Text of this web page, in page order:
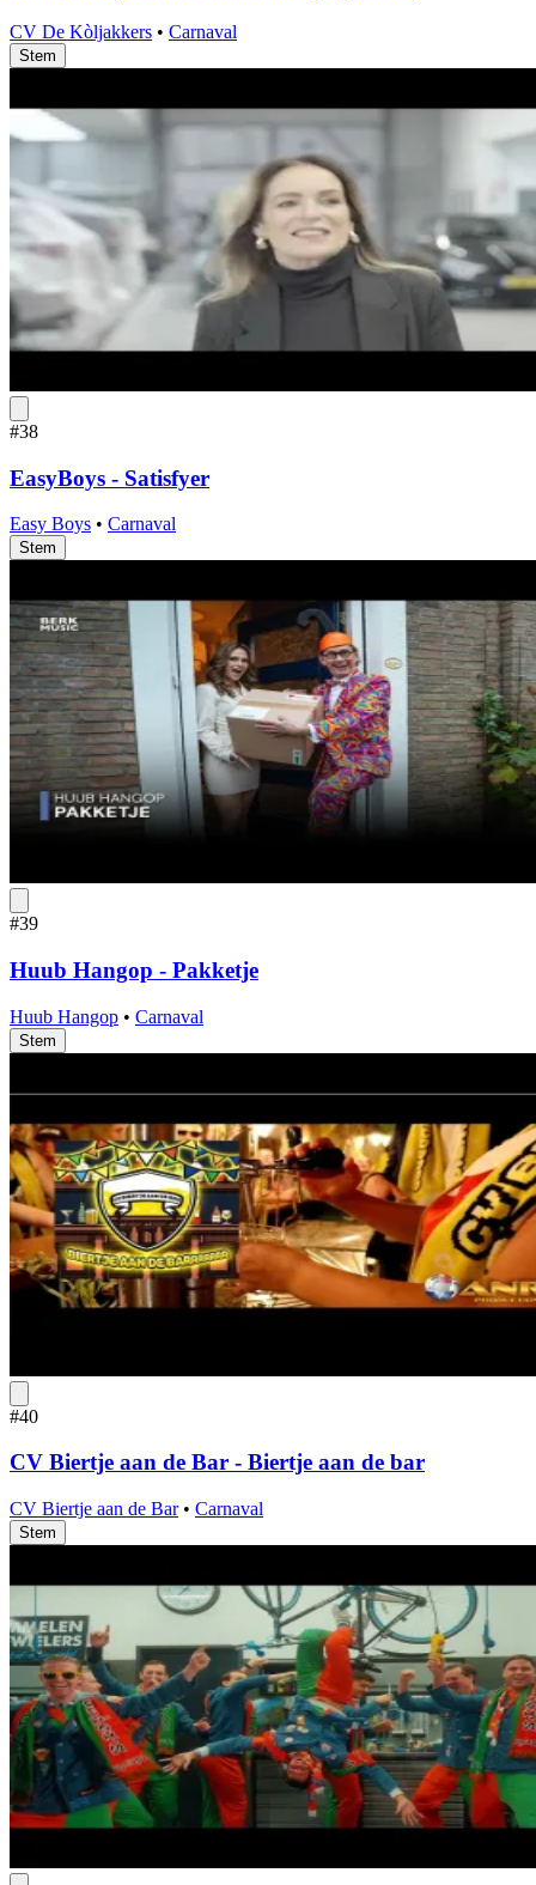
CV De Kòljakkers • Carnaval
Stem
#38
EasyBoys - Satisfyer
Easy Boys • Carnaval
Stem
#39
Huub Hangop - Pakketje
Huub Hangop • Carnaval
Stem
#40
CV Biertje aan de Bar - Biertje aan de bar
CV Biertje aan de Bar • Carnaval
Stem